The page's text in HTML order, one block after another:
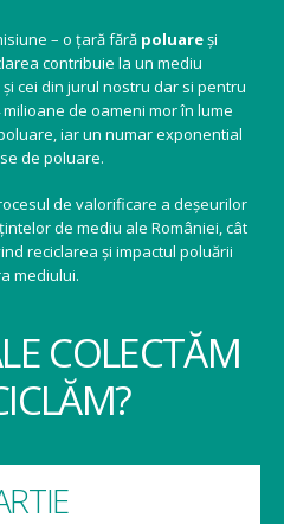
– o țară fără poluareși
contribuie la un mediu
cei din jurul nostru dar si pentru
de oameni mor în lume
iar un numar exponential
de poluare.
de valorificare a deșeurilor
de mediu ale României, cât
reciclarea și impactul poluării
mediului.
COLECTĂM